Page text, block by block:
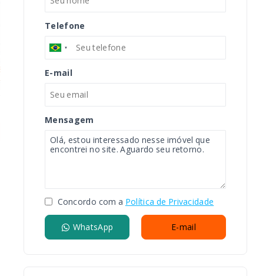
Telefone
E-mail
Mensagem
Concordo com a Política de Privacidade
WhatsApp E-mail